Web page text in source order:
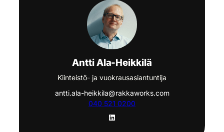
Antti Ala-Heikkilä
Kiinteistö- ja vuokrausasiantuntija
antti.ala-heikkila@rakkaworks.com
040 521 0200
LinkedIn